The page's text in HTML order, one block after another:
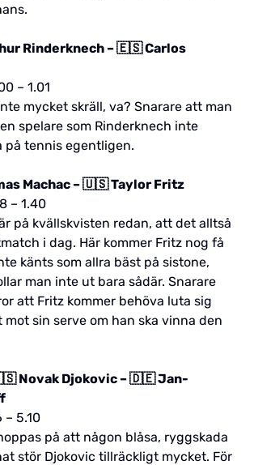
Rinderknech – 🇪🇸 Carlos
– 1.01
mycket skräll, va? Snarare att man
spelare som Rinderknech inte
på tennis egentligen.
Machac – 🇺🇸 Taylor Fritz
– 1.40
på kvällskvisten redan, att det alltså
i dag. Här kommer Fritz nog få
känts som allra bäst på sistone,
man inte ut bara sådär. Snarare
att Fritz kommer behöva luta sig
mot sin serve om han ska vinna den
Novak Djokovic – 🇩🇪 Jan-
– 5.10
på att någon blåsa, ryggskada
stör Djokovic tillräckligt mycket. För